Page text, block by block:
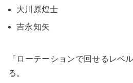
大川原煌士
吉永知矢
「ローテーションで回せるレベ
る。